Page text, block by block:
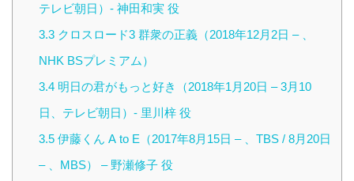
テレビ朝日）- 神田和実 役
3.3クロスロード3 群衆の正義（2018年12月2日 – 、
NHK BSプレミアム）
3.4明日の君がもっと好き（2018年1月20日 – 3月10
日、テレビ朝日）- 里川梓 役
3.5伊藤くん A to E（2017年8月15日 – 、TBS / 8月20日
– 、MBS） – 野瀬修子 役